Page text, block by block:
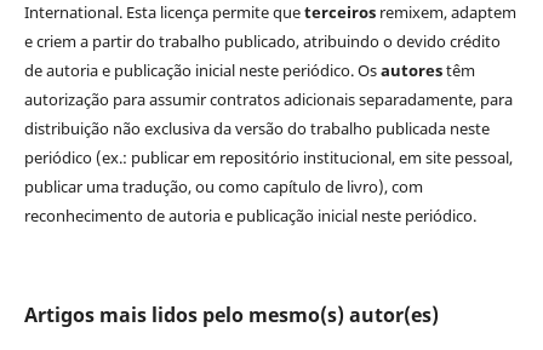
International. Esta licença permite queterceirosremixem, adaptem
e criem a partir do trabalho publicado, atribuindo o devido crédito
de autoria e publicação inicial neste periódico. Osautorestêm
autorização para assumir contratos adicionais separadamente, para
distribuição não exclusiva da versão do trabalho publicada neste
periódico (ex.: publicar em repositório institucional, em site pessoal,
publicar uma tradução, ou como capítulo de livro), com
reconhecimento de autoria e publicação inicial neste periódico.
Artigos mais lidos pelo mesmo(s) autor(es)